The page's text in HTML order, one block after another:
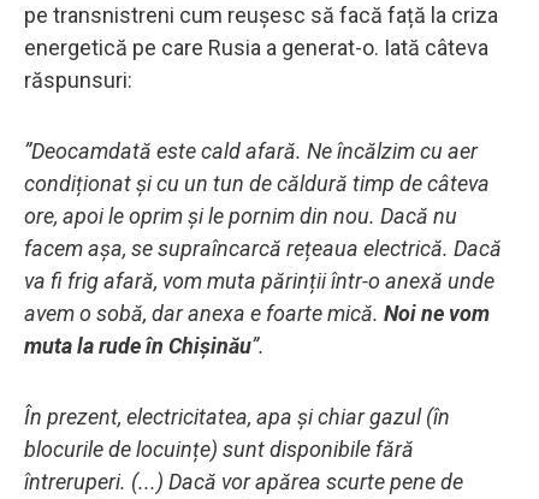
pe transnistreni cum reușesc să facă față la criza
energetică pe care Rusia a generat-o. Iată câteva
răspunsuri:
”Deocamdată este cald afară. Ne încălzim cu aer
condiționat și cu un tun de căldură timp de câteva
ore, apoi le oprim și le pornim din nou. Dacă nu
facem așa, se supraîncarcă rețeaua electrică. Dacă
va fi frig afară, vom muta părinții într-o anexă unde
avem o sobă, dar anexa e foarte mică. Noi ne vom
muta la rude în Chișinău”.
În prezent, electricitatea, apa și chiar gazul (în
blocurile de locuințe) sunt disponibile fără
întreruperi. (...) Dacă vor apărea scurte pene de